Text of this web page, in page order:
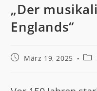
„Der
Englands“
BeitragMärz 19, 2025